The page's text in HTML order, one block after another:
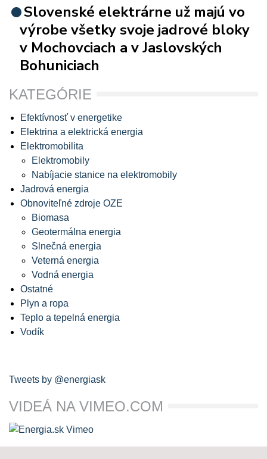
Slovenské elektrárne už majú vo
výrobe všetky svoje jadrové bloky
v Mochovciach a v Jaslovských
Bohuniciach
KATEGÓRIE
Efektívnosť v energetike
Elektrina a elektrická energia
Elektromobilita
Elektromobily
Nabíjacie stanice na elektromobily
Jadrová energia
Obnoviteľné zdroje OZE
Biomasa
Geotermálna energia
Slnečná energia
Veterná energia
Vodná energia
Ostatné
Plyn a ropa
Teplo a tepelná energia
Vodík
Tweets by @energiask
VIDEÁ NA VIMEO.COM